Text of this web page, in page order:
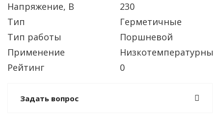
Напряжение, В
230
Тип
Герметичные
Тип работы
Поршневой
Применение
Низкотемпературный
Рейтинг
0
Задать вопрос